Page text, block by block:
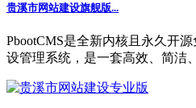
贵溪市网站建设旗舰版...
PbootCMS是全新内核且永久开
设管理系统，是一套高效、简洁